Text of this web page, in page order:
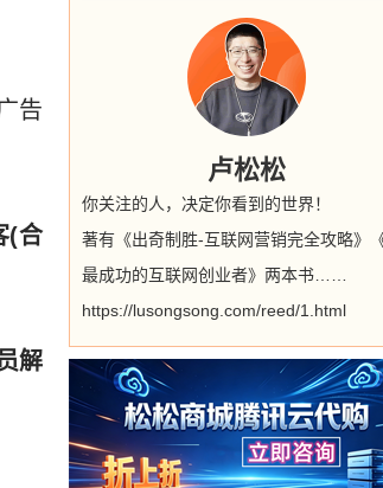
告
(合
解
卢松松
你关注的人，决定你看到的世界！
著有《出奇制胜-互联网营销完全攻略》
最成功的互联网创业者》两本书……
https://lusongsong.com/reed/1.html